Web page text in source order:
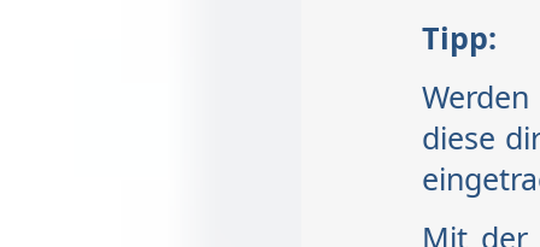
Tipp:
diese
Mit der